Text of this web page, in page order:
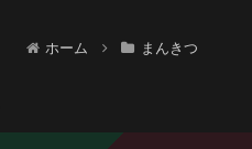
ホーム まんきつ